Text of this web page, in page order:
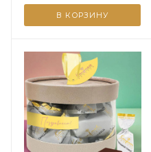
В КОРЗИНУ